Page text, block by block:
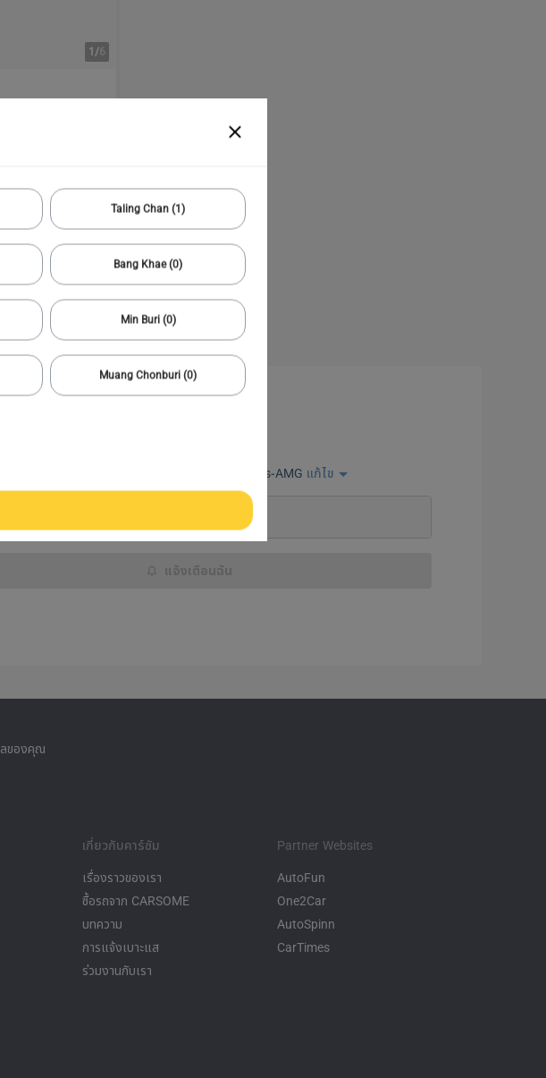
Taling Chan (1)
Bang Khae (0)
Min Buri (0)
Muang Chonburi (0)
1/6
บาท /เดือน
บเขตการค้นหาของคุณ
Mercedes-AMG แก้ไข
ลของคุณ
เกี่ยวกับคาร์ซัม
เรื่องราวของเรา
ซื้อรถจาก CARSOME
บทความ
การแจ้งเบาะแส
ร่วมงานกับเรา
Partner Websites
AutoFun
One2Car
AutoSpinn
CarTimes